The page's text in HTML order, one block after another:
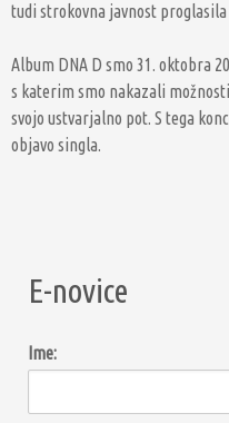
tudi strokovna javnost
Album DNA D smo 31. oktobra
s katerim smo nakazali
svojo ustvarjalno pot. S tega
objavo singla.
E-novice
Ime: